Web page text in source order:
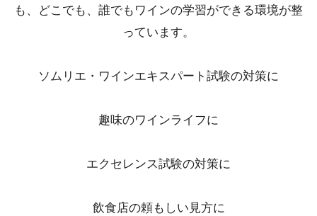
も、どこでも、誰でもワインの学習ができる環境が整
っています。
ソムリエ・ワインエキスパート試験の対策に
趣味のワインライフに
エクセレンス試験の対策に
飲食店の頼もしい見方に